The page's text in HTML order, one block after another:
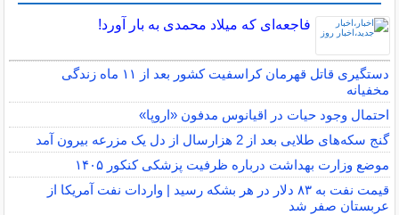
فاجعه‌ای که میلاد محمدی به بار آورد!
دستگیری قاتل قهرمان کراسفیت کشور بعد از ۱۱ ماه زندگی
مخفیانه
احتمال وجود حیات در اقیانوس مدفون «اروپا»
گنج سکه‌های طلایی بعد از 2 هزارسال از دل یک مزرعه بیرون آمد
موضع وزارت بهداشت درباره ظرفیت پزشکی کنکور ۱۴۰۵
قیمت نفت به ۸۳ دلار در هر بشکه رسید | واردات نفت آمریکا از
عربستان صفر شد